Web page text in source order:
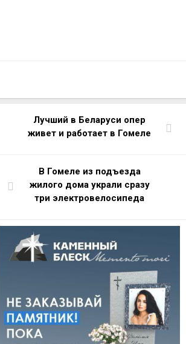
Лучший в Беларуси опер
живет и работает в Гомеле
В Гомеле из подъезда
жилого дома украли сразу
три электровелосипеда